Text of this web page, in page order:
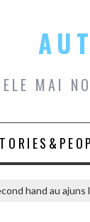
MAI
hand au ajuns